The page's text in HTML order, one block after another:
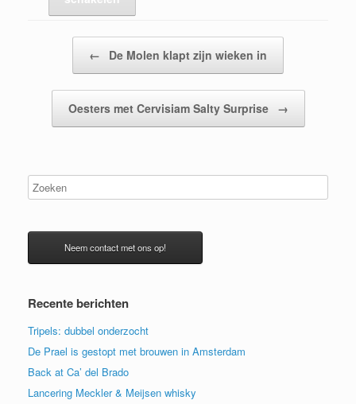
← De Molen klapt zijn wieken in
Oesters met Cervisiam Salty Surprise →
Neem contact met ons op!
Recente berichten
Tripels: dubbel onderzocht
De Prael is gestopt met brouwen in Amsterdam
Back at Ca’ del Brado
Lancering Meckler & Meijsen whisky